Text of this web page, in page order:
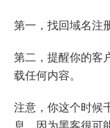
第一，找回域名注
第二，提醒你的客
载任何内容。
注意，你这个时候
息，因为黑客很可